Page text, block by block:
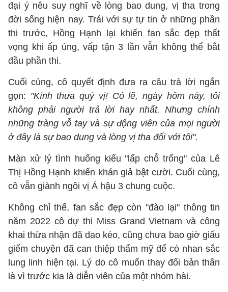
đại ý nêu suy nghĩ về lòng bao dung, vị tha trong
đời sống hiện nay. Trái với sự tự tin ở những phần
thi trước, Hồng Hạnh lại khiến fan sắc đẹp thất
vọng khi ấp úng, vấp tận 3 lần vẫn không thể bắt
đầu phần thi.
Cuối cùng, cô quyết định đưa ra câu trả lời ngắn
gọn: "Kính thưa quý vị! Có lẽ, ngày hôm này, tôi
không phải người trả lời hay nhất. Nhưng chính
những tràng vỗ tay và sự động viên của mọi người
ở đây là sự bao dung và lòng vị tha đối với tôi".
Màn xử lý tình huống kiểu "lấp chỗ trống" của Lê
Thị Hồng Hạnh khiến khán giả bật cười. Cuối cùng,
cô vẫn giành ngôi vị Á hậu 3 chung cuộc.
Không chỉ thế, fan sắc đẹp còn "đào lại" thông tin
năm 2022 cô dự thi Miss Grand Vietnam và công
khai thừa nhận đã dao kéo, cũng chưa bao giờ giấu
giếm chuyện đã can thiệp thẩm mỹ để có nhan sắc
lung linh hiện tại. Lý do cô muốn thay đổi bản thân
là vì trước kia là diễn viên của một nhóm hài.